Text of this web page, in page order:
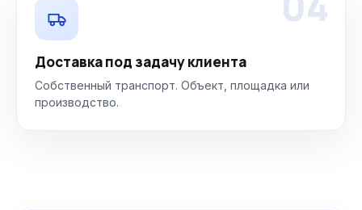
Доставка под задачу клиента
Собственный транспорт. Объект, площадка или
производство.